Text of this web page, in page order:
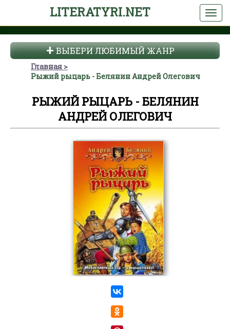
LITERATYRI.NET
ВЫБЕРИ ЛЮБИМЫЙ ЖАНР
Главная
Рыжий рыцарь - Белянин Андрей Олегович
РЫЖИЙ РЫЦАРЬ - БЕЛЯНИН
АНДРЕЙ ОЛЕГОВИЧ